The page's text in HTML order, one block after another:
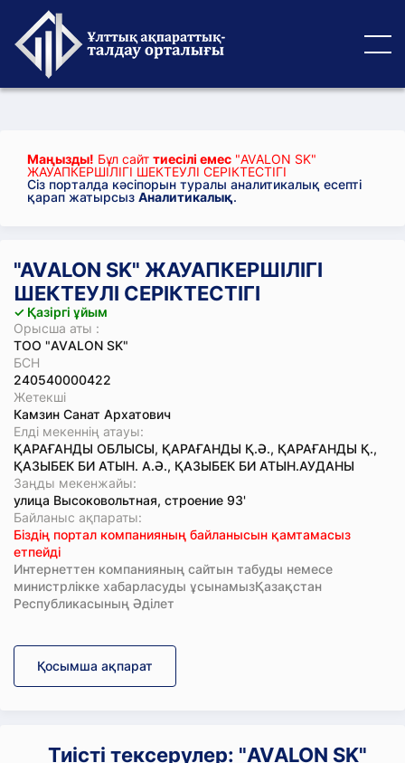
Маңызды! Бұл сайт тиесілі емес "AVАLON SK"
ЖАУАПКЕРШІЛІГІ ШЕКТЕУЛІ СЕРІКТЕСТІГІ
Сіз порталда кәсіпорын туралы аналитикалық есепті
қарап жатырсыз Аналитикалық.
"AVАLON SK" ЖАУАПКЕРШІЛІГІ
ШЕКТЕУЛІ СЕРІКТЕСТІГІ
✓ Қазіргі ұйым
Орысша аты :
ТОО "AVАLON SK"
БСН
240540000422
Жетекші
Камзин Санат Архатович
Елді мекеннің атауы:
ҚАРАҒАНДЫ ОБЛЫСЫ, ҚАРАҒАНДЫ Қ.Ә., ҚАРАҒАНДЫ Қ.,
ҚАЗЫБЕК БИ АТЫН. А.Ә., ҚАЗЫБЕК БИ АТЫН.АУДАНЫ
Заңды мекенжайы:
улица Высоковольтная, строение 93'
Байланыс ақпараты:
Біздің портал компанияның байланысын қамтамасыз
етпейді
Интернеттен компанияның сайтын табуды немесе
министрлікке хабарласуды ұсынамызҚазақстан
Республикасының Әділет
Қосымша ақпарат
Тиісті тексерулер: "AVАLON SK"